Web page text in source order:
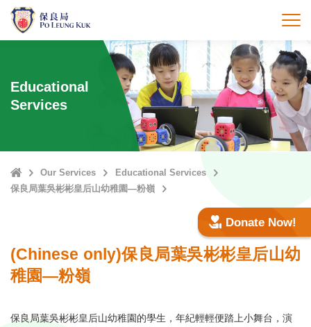
Skip
main
打
Educational
Services
HomeOur Services
Educational Services
保良局葉吳彬彬皇后山幼稚園—粉嶺
Donate Now!
(Chinese only)保良局葉吳彬彬皇后山幼
稚園—粉嶺
保良局葉吳彬彬皇后山幼稚園的學生，年紀輕輕便踏上小舞台，演